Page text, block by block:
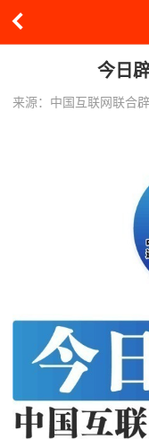
今日
来源：中国互联网联合